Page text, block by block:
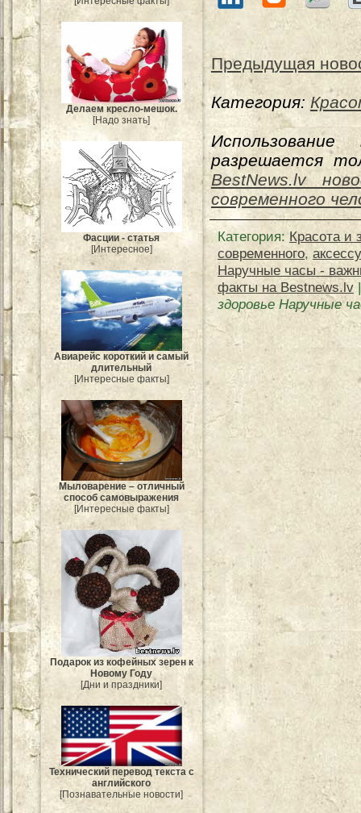
Делаем кресло-мешок.
[Надо знать]
Фасции - статья
[Интересное]
Авиарейс короткий и самый
длительный
[Интересные факты]
Мыловарение – отличный
способ самовыражения
[Интересные факты]
Подарок из кофейных зерен к
Новому Году
[Дни и праздники]
Технический перевод текста с
английского
[Познавательные новости]
Предыдущая
Категория:
разрешается
BestNews.lv
современного
Категория: Красота и
современного,
Наручные часы -
факты на Bestnews.lv
здоровье Наручные